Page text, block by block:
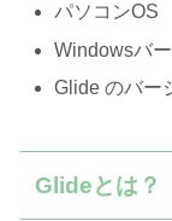
パソコン
Windowsバ
Glide のバ
Glideとは？